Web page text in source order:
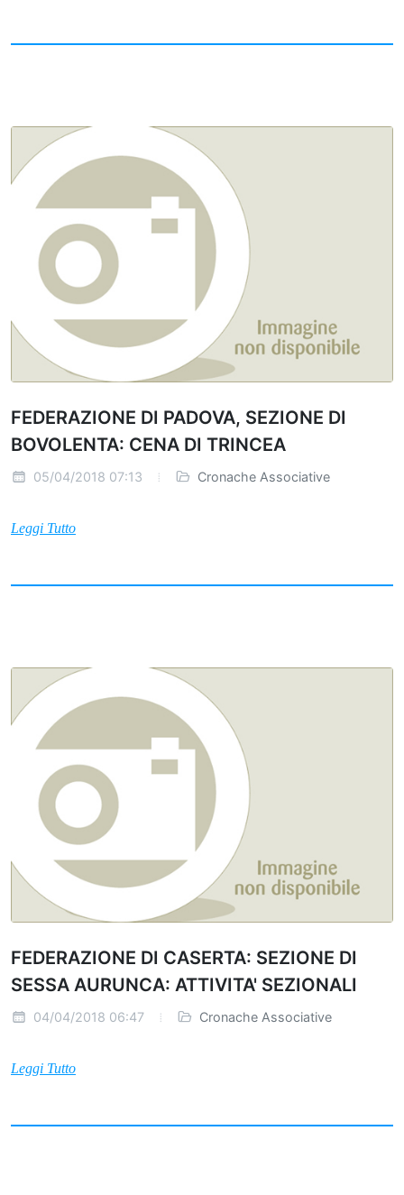
FEDERAZIONE DI PADOVA, SEZIONE DI
BOVOLENTA: CENA DI TRINCEA
05/04/2018 07:13 Cronache Associative
Leggi Tutto
FEDERAZIONE DI CASERTA: SEZIONE DI
SESSA AURUNCA: ATTIVITA' SEZIONALI
04/04/2018 06:47 Cronache Associative
Leggi Tutto